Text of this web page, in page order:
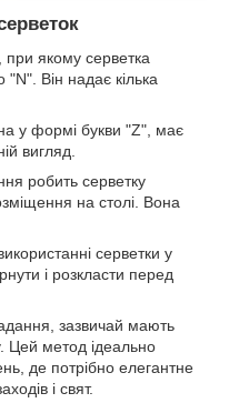
якому серветка
Він надає кілька
у формі букви "Z", має
вигляд.
робить серветку
на столі. Вона
серветки у
і розкласти перед
зазвичай мають
Цей метод ідеально
де потрібно елегантне
і свят.